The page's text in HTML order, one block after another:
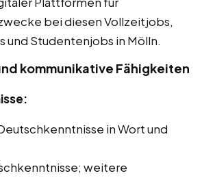
bei diesen Vollzeitjobs,
und Studentenjobs in Mölln.
kommunikative Fähigkeiten
in Wort und
weitere